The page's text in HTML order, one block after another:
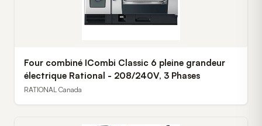
Four combiné ICombi Classic 6 pleine grandeur
électrique Rational - 208/240V, 3 Phases
RATIONAL Canada